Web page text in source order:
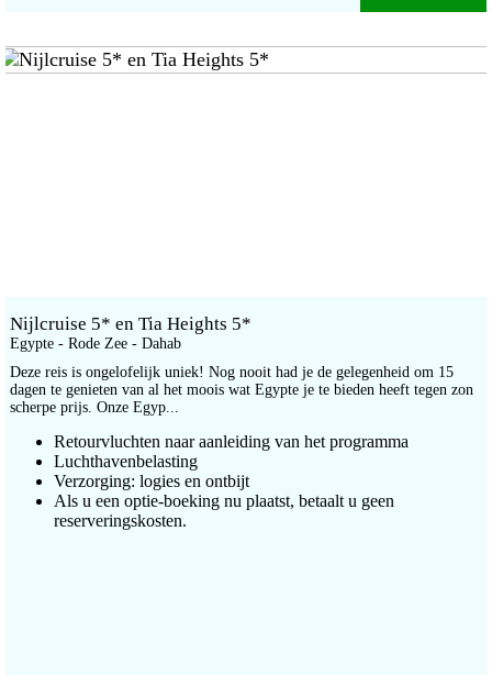
Nijlcruise 5* en Tia Heights 5*
Egypte - Rode Zee - Dahab
Deze reis is ongelofelijk uniek! Nog nooit had je de gelegenheid om 15
dagen te genieten van al het moois wat Egypte je te bieden heeft tegen zon
scherpe prijs. Onze Egyp...
Retourvluchten naar aanleiding van het programma
Luchthavenbelasting
Verzorging: logies en ontbijt
Als u een optie-boeking nu plaatst, betaalt u geen
reserveringskosten.